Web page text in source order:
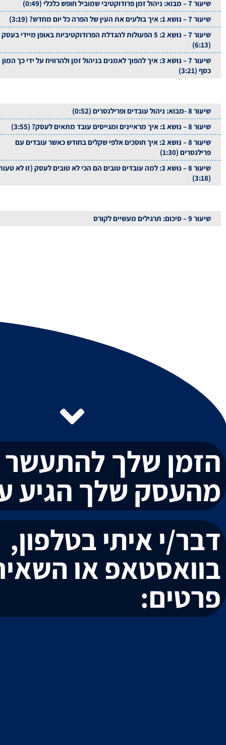
שיעור 7 – מבוא: ניהול זמן פרודוקטיבי שמוביל חופש כלכלי (0:49)
שיעור 7 – נושא 1: איך בולעים את העין של הפרה כל יום מחדש? (3:19)
שיעור 7 – נושא 2: 5 הפעולות להגדלת הפרודוקטיביות באופן מיידי בעסק
(6:13)
שיעור 7 – נושא 3: איך להפוך לאמנים בניהול זמן ולהרוויח על ידי כך המון
כסף (3:21)
שיעור 8 -מבוא: ניהול עובדים ופרילנסרים (0:52)
שיעור 8 – נושא 1: איך מראיינים ומגייסים עובד מתאים לעסק? (3:55)
שיעור 8 – נושא 2: איך חוסכים אלפי שקלים בחודש כאשר עובדים עם
פרילנסרים (1:30)
שיעור 8 – נושא 3: למה עובדים טובים הם הכי לא טובים לעסק (זו לא
(3:18)
שיעור 9 – סיכום: תרגילים מעשיים לקורס
הזמן שלך להתעשר
מהעסק שלך הגיע
דבר/י איתי בטלפון,
בוואסטאפ או
פרטים: